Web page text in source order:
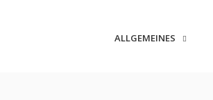
ALLGEMEINES